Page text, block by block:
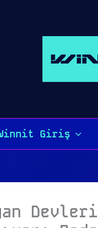
Giriş
Devleri